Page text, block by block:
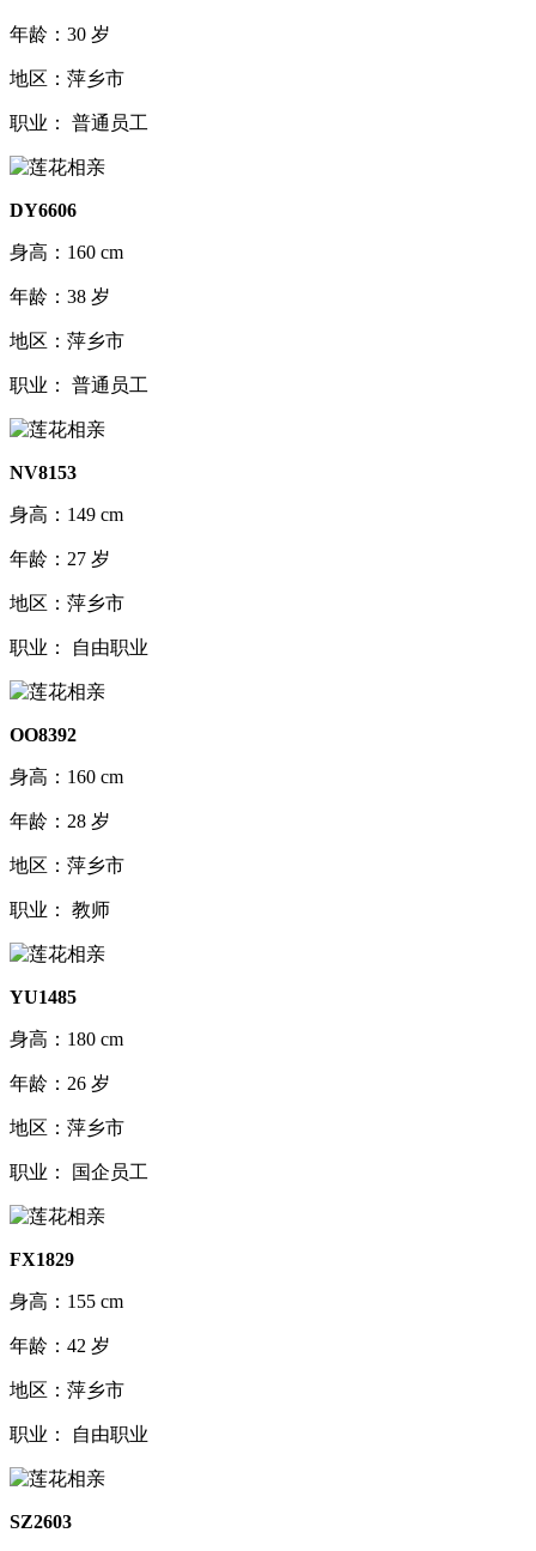
年龄：30 岁
地区：萍乡市
职业： 普通员工
DY6606
身高：160 cm
年龄：38 岁
地区：萍乡市
职业： 普通员工
NV8153
身高：149 cm
年龄：27 岁
地区：萍乡市
职业： 自由职业
OO8392
身高：160 cm
年龄：28 岁
地区：萍乡市
职业： 教师
YU1485
身高：180 cm
年龄：26 岁
地区：萍乡市
职业： 国企员工
FX1829
身高：155 cm
年龄：42 岁
地区：萍乡市
职业： 自由职业
SZ2603